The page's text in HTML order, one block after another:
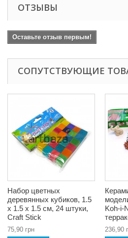
ОТЗЫВЫ
Оставьте отзыв первым!
СОПУТСТВУЮЩИЕ
Набор цветных
деревянных кубиков, 1.5
x 1.5 x 1.5 см, 24 штуки,
Craft Stick
75,90 грн
Koh-i-
236,90